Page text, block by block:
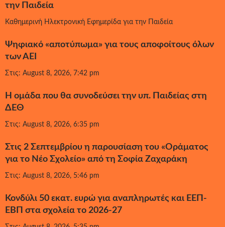
την Παιδεία
Καθημερινή Ηλεκτρονική Εφημερίδα για την Παιδεία
Ψηφιακό «αποτύπωμα» για τους αποφοίτους όλων
των ΑΕΙ
Στις: August 8, 2026, 7:42 pm
Η ομάδα που θα συνοδεύσει την υπ. Παιδείας στη
ΔΕΘ
Στις: August 8, 2026, 6:35 pm
Στις 2 Σεπτεμβρίου η παρουσίαση του «Οράματος
για το Νέο Σχολείο» από τη Σοφία Ζαχαράκη
Στις: August 8, 2026, 5:46 pm
Κονδύλι 50 εκατ. ευρώ για αναπληρωτές και ΕΕΠ-
ΕΒΠ στα σχολεία το 2026-27